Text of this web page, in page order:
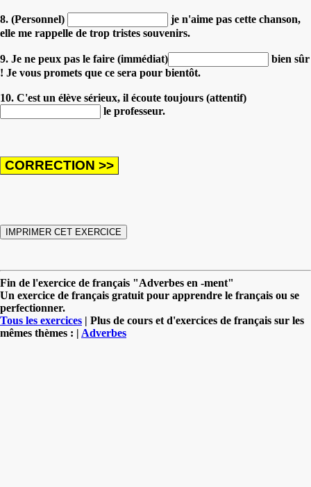
8. (Personnel)
je n'aime pas cette chanson,
elle me rappelle de trop tristes souvenirs.
9. Je ne peux pas le faire (immédiat)
bien sûr
! Je vous promets que ce sera pour bientôt.
10. C'est un élève sérieux, il écoute toujours (attentif)
le professeur.
Fin de l'exercice de français "Adverbes en -ment"
Un exercice de français gratuit pour apprendre le français ou se
perfectionner.
Tous les exercices | Plus de cours et d'exercices de français sur les
mêmes thèmes : | Adverbes